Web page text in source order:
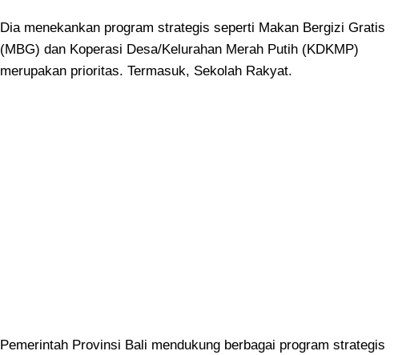
Dia menekankan program strategis seperti Makan Bergizi Gratis
(MBG) dan Koperasi Desa/Kelurahan Merah Putih (KDKMP)
merupakan prioritas. Termasuk, Sekolah Rakyat.
Pemerintah Provinsi Bali mendukung berbagai program strategis